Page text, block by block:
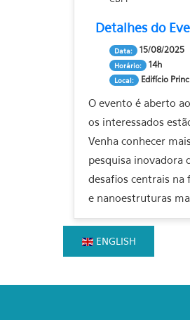
Detalhes do
Data: 15/08/2025
Horário: 14h
Local: Edifício
O evento é aberto
os interessados
Venha conhecer
pesquisa inovadora
desafios centrais na
e nanoestruturas
ENGLISH